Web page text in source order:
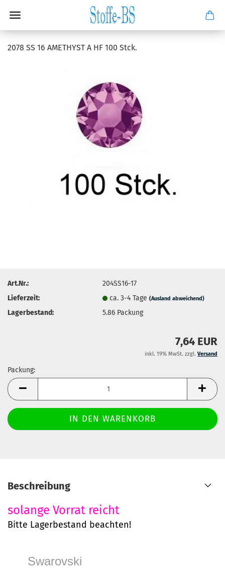
2078 SS 16 AMETHYST A HF 100 Stck.
Art.Nr.:
204SS16-17
Lieferzeit:
ca. 3-4 Tage(Ausland abweichend)
Lagerbestand: 5.86 Packung
7,64 EUR
inkl. 19% MwSt. zzgl. Versand
Packung:
Packung
Beschreibung
solange Vorrat reicht
Bitte Lagerbestand beachten!
Swarovski